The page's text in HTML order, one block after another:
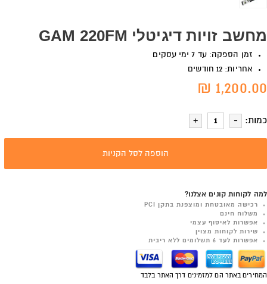
מחשב זויות דיגיטלי GAM 220FM
זמן הספקה: עד 7 ימי עסקים
אחריות: 12 חודשים
1,200.00 ₪
כמות:
הוספה לסל הקניות
למה לקוחות קונים אצלנו?
רכישה מאובטחת ומוצפנת בתקן PCI
משלוח חינם
אפשרות לאיסוף עצמי
שירות לקוחות מצוין
אפשרות לעד 6 תשלומים ללא ריבית
המחירים באתר הם למזמינים דרך האתר בלבד